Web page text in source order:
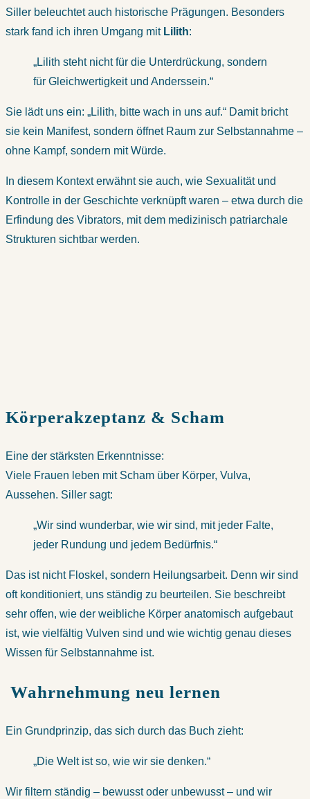
Siller beleuchtet auch historische Prägungen. Besonders
stark fand ich ihren Umgang mit Lilith:
„Lilith steht nicht für die Unterdrückung, sondern
für Gleichwertigkeit und Anderssein.“
Sie lädt uns ein: „Lilith, bitte wach in uns auf.“ Damit bricht
sie kein Manifest, sondern öffnet Raum zur Selbstannahme –
ohne Kampf, sondern mit Würde.
In diesem Kontext erwähnt sie auch, wie Sexualität und
Kontrolle in der Geschichte verknüpft waren – etwa durch die
Erfindung des Vibrators, mit dem medizinisch patriarchale
Strukturen sichtbar werden.
Körperakzeptanz & Scham
Eine der stärksten Erkenntnisse:
Viele Frauen leben mit Scham über Körper, Vulva,
Aussehen. Siller sagt:
„Wir sind wunderbar, wie wir sind, mit jeder Falte,
jeder Rundung und jedem Bedürfnis.“
Das ist nicht Floskel, sondern Heilungsarbeit. Denn wir sind
oft konditioniert, uns ständig zu beurteilen. Sie beschreibt
sehr offen, wie der weibliche Körper anatomisch aufgebaut
ist, wie vielfältig Vulven sind und wie wichtig genau dieses
Wissen für Selbstannahme ist.
Wahrnehmung neu lernen
Ein Grundprinzip, das sich durch das Buch zieht:
„Die Welt ist so, wie wir sie denken.“
Wir filtern ständig – bewusst oder unbewusst – und wir